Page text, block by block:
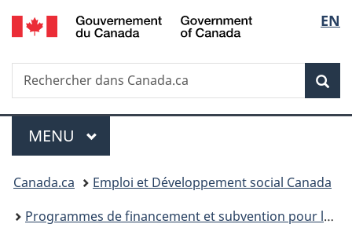
Passer
au
principal
Passer
à
Au
du
Passer
à
version
simplifiée
de
la
EN
Recherche
Rechercher
dans
Menu
MENU PRINCIPAL
Vous
êtes
Canada.ca
Emploi et Développement social Canada
Programmes de financement et subvention pour les projets d’emplois, de formation et de développement social